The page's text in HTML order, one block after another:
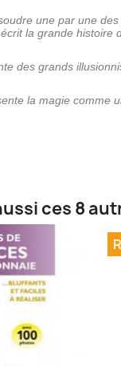
une par une
la grande histoire
des grands
la magie comme
ces 8